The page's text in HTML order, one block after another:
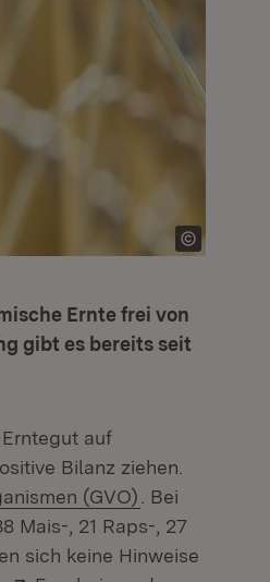
Ernte frei von
gibt es bereits seit
auf
Bilanz ziehen.
(GVO) (Öffnet in
. Bei
Mais-, 21 Raps-, 27
sich keine Hinweise